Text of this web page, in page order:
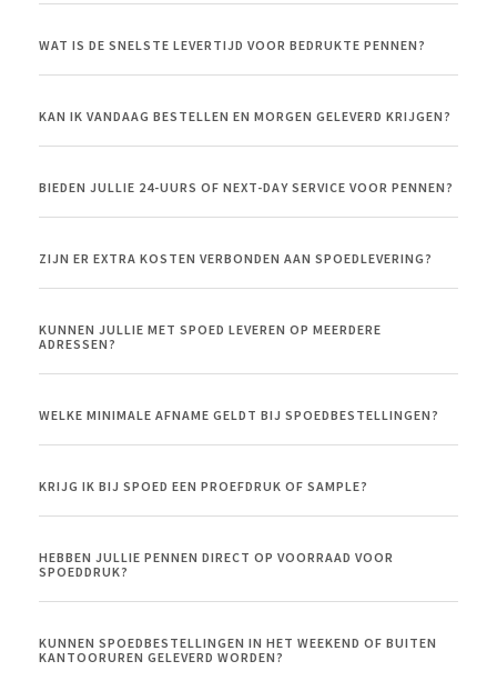
WAT IS DE SNELSTE LEVERTIJD VOOR BEDRUKTE PENNEN?
KAN IK VANDAAG BESTELLEN EN MORGEN GELEVERD KRIJGEN?
BIEDEN JULLIE 24-UURS OF NEXT-DAY SERVICE VOOR PENNEN?
ZIJN ER EXTRA KOSTEN VERBONDEN AAN SPOEDLEVERING?
KUNNEN JULLIE MET SPOED LEVEREN OP MEERDERE
ADRESSEN?
WELKE MINIMALE AFNAME GELDT BIJ SPOEDBESTELLINGEN?
KRIJG IK BIJ SPOED EEN PROEFDRUK OF SAMPLE?
HEBBEN JULLIE PENNEN DIRECT OP VOORRAAD VOOR
SPOEDDRUK?
KUNNEN SPOEDBESTELLINGEN IN HET WEEKEND OF BUITEN
KANTOORUREN GELEVERD WORDEN?